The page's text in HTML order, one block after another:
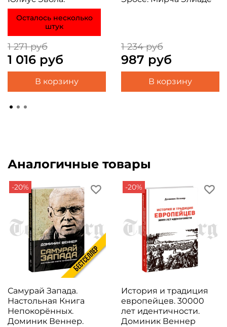
Осталось несколько
штук
1 271 руб
1 016 руб
В корзину
1 234 руб
987 руб
В корзину
Аналогичные товары
-20%
Самурай Запада.
Настольная Книга
Непокорённых.
Доминик Веннер.
-20%
История и традиция
европейцев. 30000
лет идентичности.
Доминик Веннер